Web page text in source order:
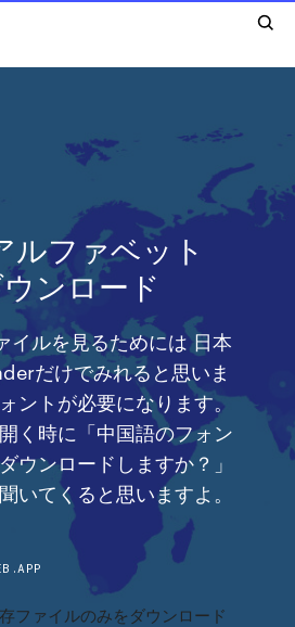
ルファベット
ンロード
イルを見るためには 日本
だけでみれると思いま
ントが必要になります。
く時に「中国語のフォン
ウンロードしますか？」
いてくると思いますよ。
ファイルのみをダウンロード